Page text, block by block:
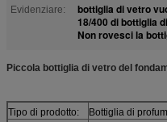
Evidenziare:
bottiglia di vetro
18/400 di bottiglia
Non rovesci la
Piccola bottiglia di vetro del
Tipo di prodotto:
Bottiglia di